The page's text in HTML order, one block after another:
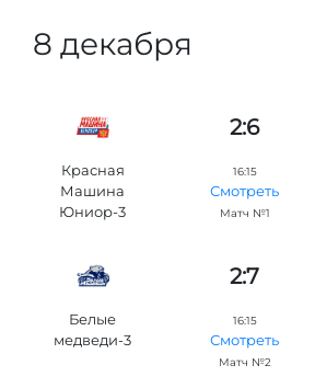
8 декабря
2:6
Красная
Машина
Юниор-3
16:15
Смотреть
Матч №1
2:7
Белые
медведи-3
16:15
Смотреть
Матч №2